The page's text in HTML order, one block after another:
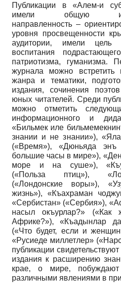
Публикации в «Алем-и
имели общую
направленность –
уровня просвещенности
аудитории, имели цель
воспитания
патриотизма, гуманизма.
журнала можно встретить
жанра и тематики,
издания, сочинения
юных читателей. Среди
можно отметить
информационного и
«Бильмек иле
знании и не знании»),
(«Время»), «Дюньяда
большие часы в мире»),
море и на суше»),
(«Польза птиц»),
(«Лондонские воры»),
жизнь»), «Къахраман
«Сербистан» («Сербия»),
насыл окъурлар?» («Как
Африке?»), «Къадынлар
(«Что будет, если и
«Русиеде миллетлер»
публикации
издания к расширению
крае, о мире,
различными явлениями в